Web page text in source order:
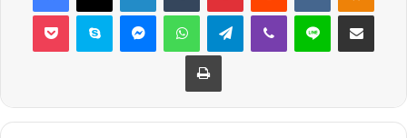
Pocket Skype MessengerWhatsAppTelegramViber Line E-Posta ile
Yazdır